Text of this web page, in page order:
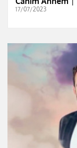
17/07/2023